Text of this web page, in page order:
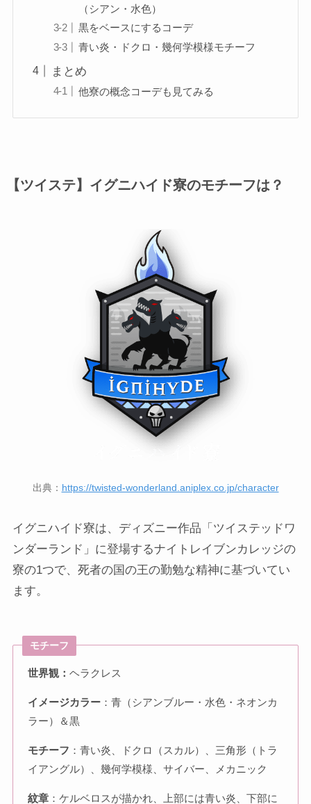
（シアン・水色）
黒をベースにするコーデ
青い炎・ドクロ・幾何学模様モチーフ
まとめ
他寮の概念コーデも見てみる
【ツイステ】イグニハイド寮のモチーフは？
出典： https://twisted-wonderland.aniplex.co.jp/character
イグニハイド寮は、ディズニー作品「ツイステッドワ
ンダーランド」に登場するナイトレイブンカレッジの
寮の1つで、死者の国の王の勤勉な精神に基づいてい
ます。
モチーフ
世界観：ヘラクレス
イメージカラー ：青（シアンブルー・水色・ネオンカ
ラー）＆黒
モチーフ ：青い炎、ドクロ（スカル）、三角形（トラ
イアングル）、幾何学模様、サイバー、メカニック
紋章 ：ケルベロスが描かれ、上部には青い炎、下部に